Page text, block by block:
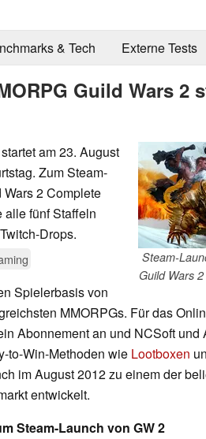
& Tech Externe Tests
Guild Wars 2
Steam-
Guild Wars
am 23. August
Zum Steam-
2 Complete
fünf Staffeln
Drops.
Spielerbasis von
MMORPGs. Für das
Abonnement an und NCSoft und
to-Win-Methoden wie Lootboxen
im August 2012 zu einem der
entwickelt.
Steam-Launch von GW 2